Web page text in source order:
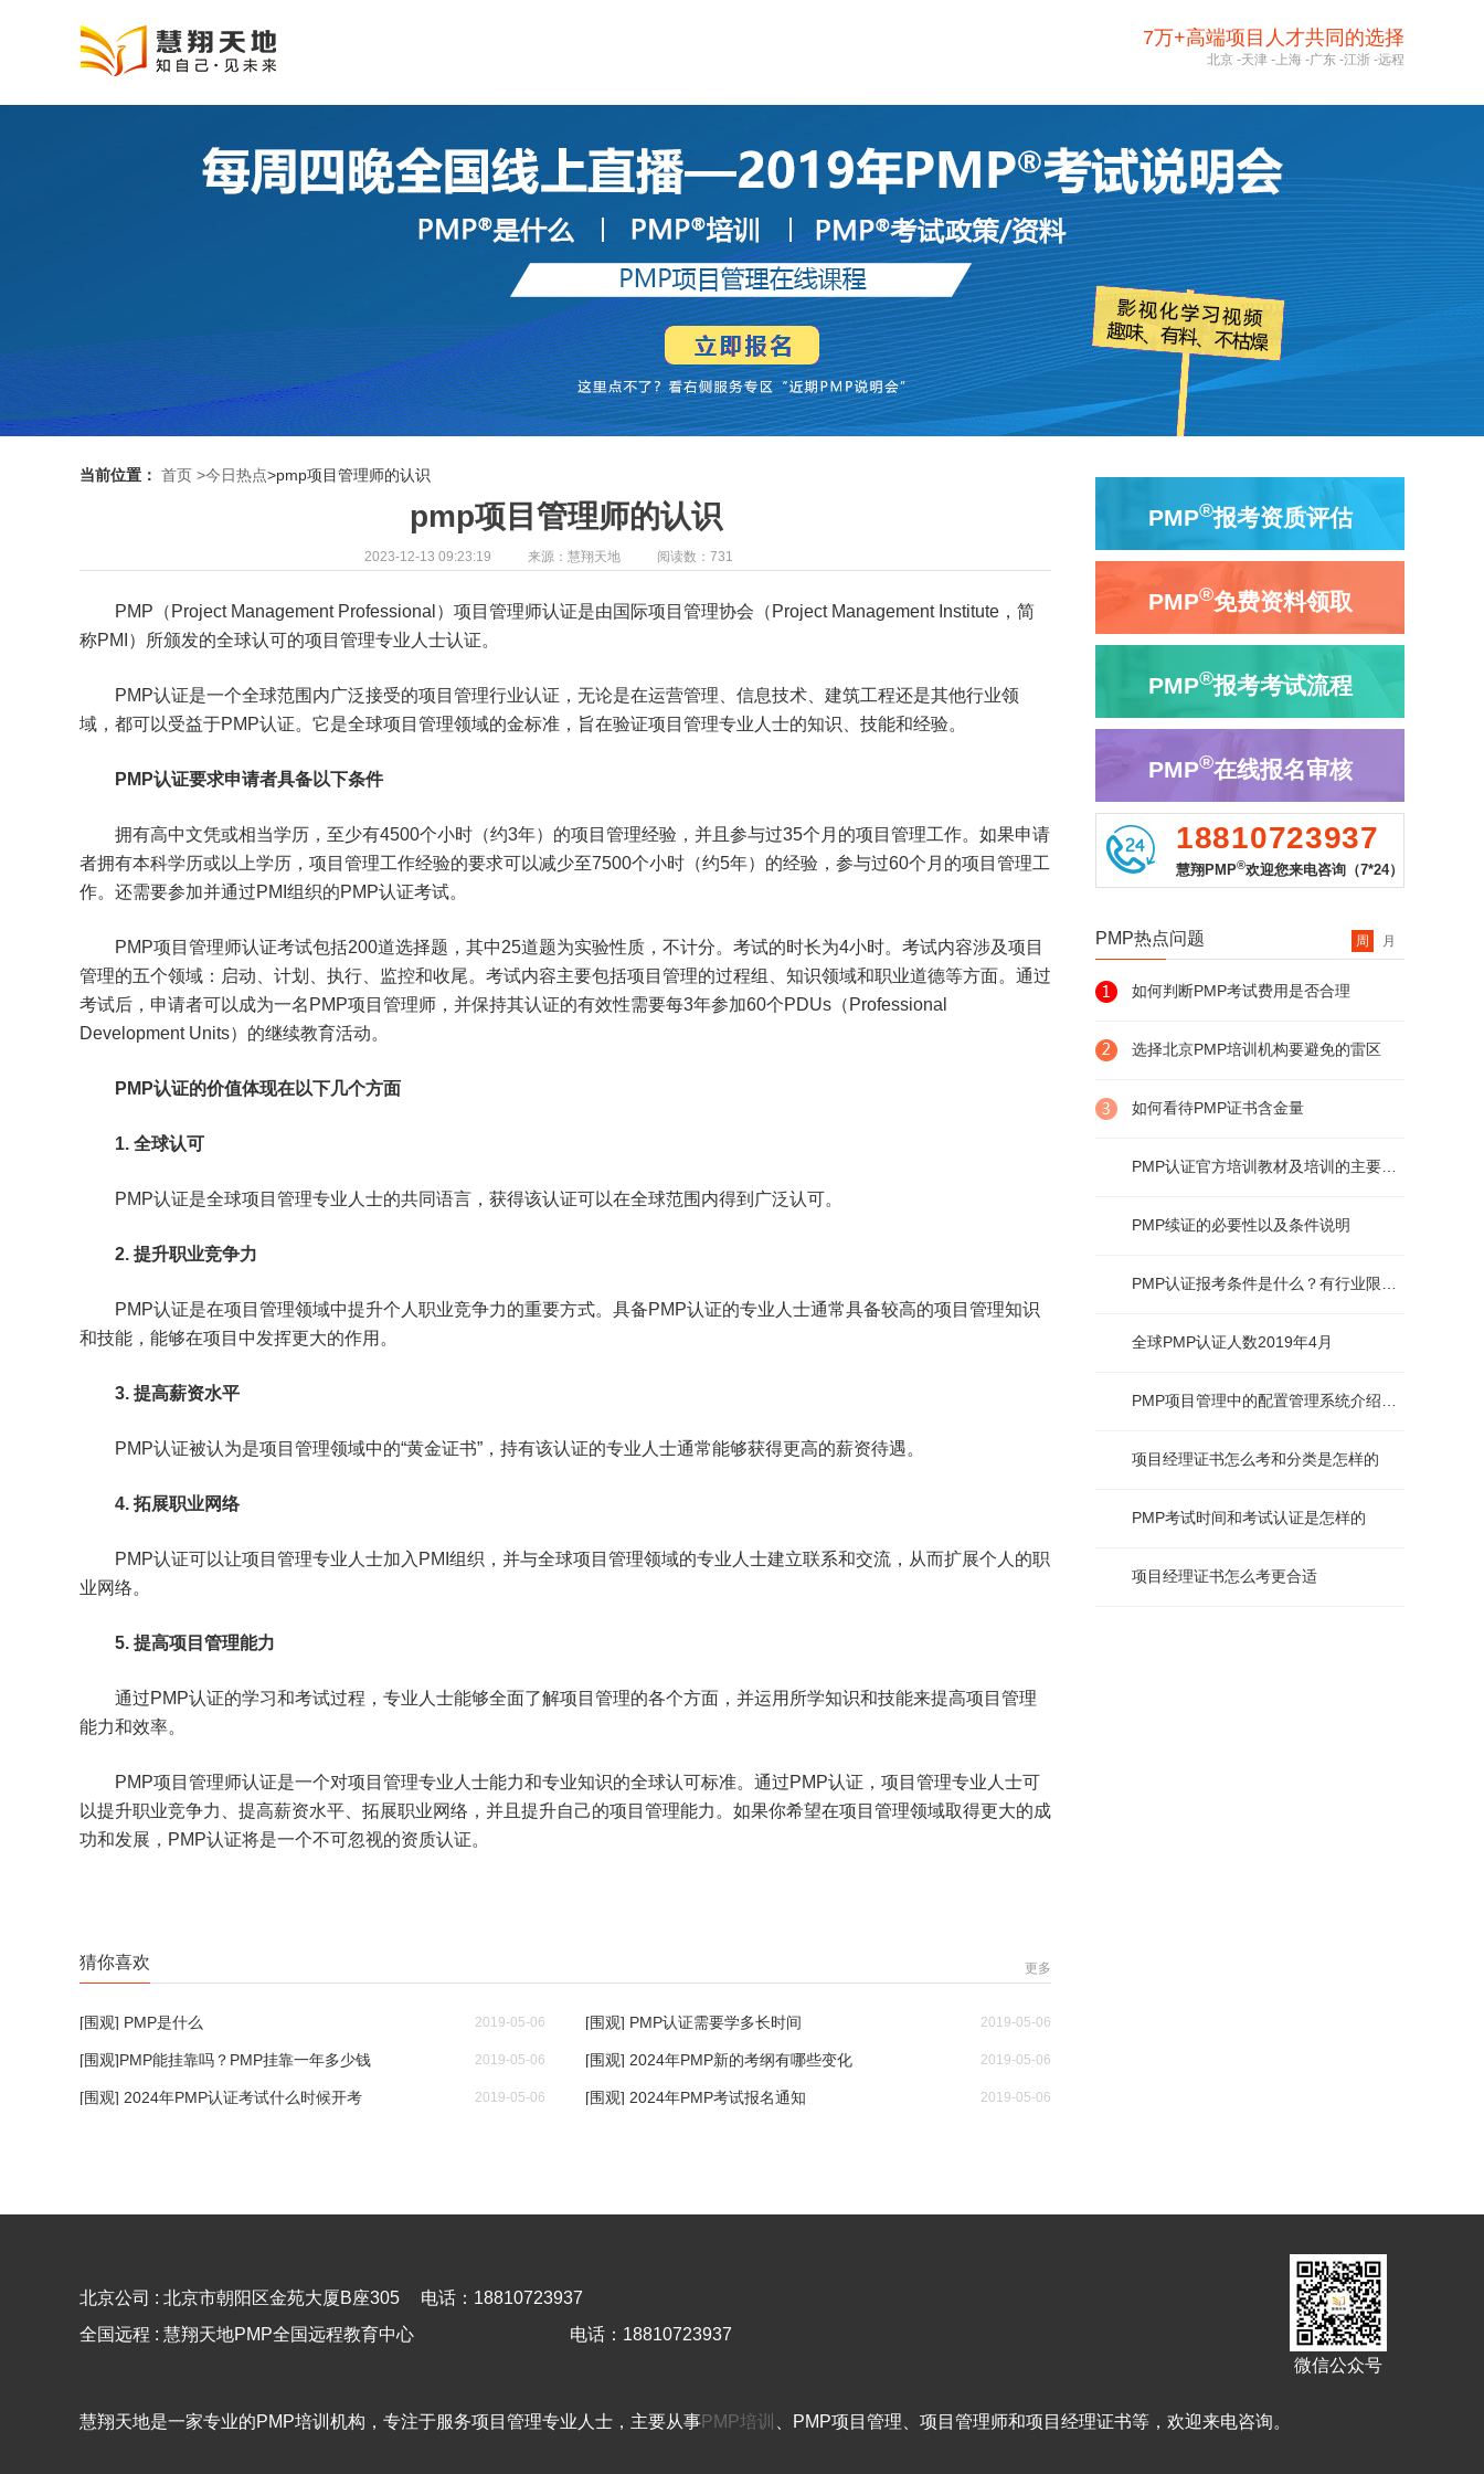
7万+高端项目人才共同的选择
北京 -天津 - 上海 -广东 -江浙 -远程
当前位置： 首页 >今日热点>pmp项目管理师的认识
pmp项目管理师的认识
2023-12-13 09:23:19 来源：慧翔天地 阅读数：731
PMP（Project Management Professional）项目管理师认证是由国际项目管理协会（Project Management Institute，简
称PMI）所颁发的全球认可的项目管理专业人士认证。
PMP认证是一个全球范围内广泛接受的项目管理行业认证，无论是在运营管理、信息技术、建筑工程还是其他行业领
域，都可以受益于PMP认证。它是全球项目管理领域的金标准，旨在验证项目管理专业人士的知识、技能和经验。
PMP认证要求申请者具备以下条件
拥有高中文凭或相当学历，至少有4500个小时（约3年）的项目管理经验，并且参与过35个月的项目管理工作。如果申请
者拥有本科学历或以上学历，项目管理工作经验的要求可以减少至7500个小时（约5年）的经验，参与过60个月的项目管理工
作。还需要参加并通过PMI组织的PMP认证考试。
PMP项目管理师认证考试包括200道选择题，其中25道题为实验性质，不计分。考试的时长为4小时。考试内容涉及项目
管理的五个领域：启动、计划、执行、监控和收尾。考试内容主要包括项目管理的过程组、知识领域和职业道德等方面。通过
考试后，申请者可以成为一名PMP项目管理师，并保持其认证的有效性需要每3年参加60个PDUs（Professional
Development Units）的继续教育活动。
PMP认证的价值体现在以下几个方面
1. 全球认可
PMP认证是全球项目管理专业人士的共同语言，获得该认证可以在全球范围内得到广泛认可。
2. 提升职业竞争力
PMP认证是在项目管理领域中提升个人职业竞争力的重要方式。具备PMP认证的专业人士通常具备较高的项目管理知识
和技能，能够在项目中发挥更大的作用。
3. 提高薪资水平
PMP认证被认为是项目管理领域中的“黄金证书”，持有该认证的专业人士通常能够获得更高的薪资待遇。
4. 拓展职业网络
PMP认证可以让项目管理专业人士加入PMI组织，并与全球项目管理领域的专业人士建立联系和交流，从而扩展个人的职
业网络。
5. 提高项目管理能力
通过PMP认证的学习和考试过程，专业人士能够全面了解项目管理的各个方面，并运用所学知识和技能来提高项目管理
能力和效率。
PMP项目管理师认证是一个对项目管理专业人士能力和专业知识的全球认可标准。通过PMP认证，项目管理专业人士可
以提升职业竞争力、提高薪资水平、拓展职业网络，并且提升自己的项目管理能力。如果你希望在项目管理领域取得更大的成
功和发展，PMP认证将是一个不可忽视的资质认证。
猜你喜欢 更多
[围观] PMP是什么 2019-05-06 [围观] PMP认证需要学多长时间 2019-05-06
[围观]PMP能挂靠吗？PMP挂靠一年多少钱 2019-05-06 [围观] 2024年PMP新的考纲有哪些变化 2019-05-06
[围观] 2024年PMP认证考试什么时候开考 2019-05-06 [围观] 2024年PMP考试报名通知 2019-05-06
PMP®报考资质评估
PMP®免费资料领取
PMP®报考考试流程
PMP®在线报名审核
18810723937
慧翔PMP®欢迎您来电咨询（7*24）
PMP热点问题 周 月
如何判断PMP考试费用是否合理
选择北京PMP培训机构要避免的雷区
如何看待PMP证书含金量
PMP续证的必要性以及条件说明
全球PMP认证人数2019年4月
项目经理证书怎么考和分类是怎样的
PMP考试时间和考试认证是怎样的
项目经理证书怎么考更合适
北京公司 : 北京市朝阳区金苑大厦B座305
电话：18810723937
全国远程 : 慧翔天地PMP全国远程教育中心
电话：18810723937
微信公众号
慧翔天地是一家专业的PMP培训机构，专注于服务项目管理专业人士，主要从事PMP培训 、PMP项目管理、项目管理师和项目经理证书等，欢迎来电咨询。